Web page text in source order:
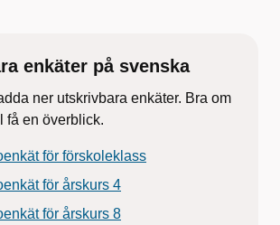
enkäter på svenska
ner utskrivbara enkäter. Bra om
få en överblick.
för förskoleklass
för årskurs 4
för årskurs 8